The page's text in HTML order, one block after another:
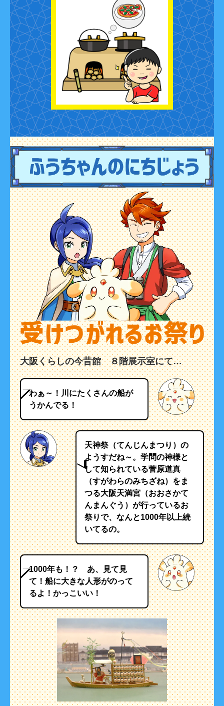
大阪くらしの今昔館 ８階展示室にて…
わぁ～！川にたくさんの船が
うかんでる！
天神祭（てんじんまつり）の
ようすだね～。学問の神様と
して知られている菅原道真
（すがわらのみちざね）をま
つる大阪天満宮（おおさかて
んまんぐう）が行っているお
祭りで、なんと1000年以上続
いてるの。
1000年も！？ あ、見て見
て！船に大きな人形がのって
るよ！かっこいい！